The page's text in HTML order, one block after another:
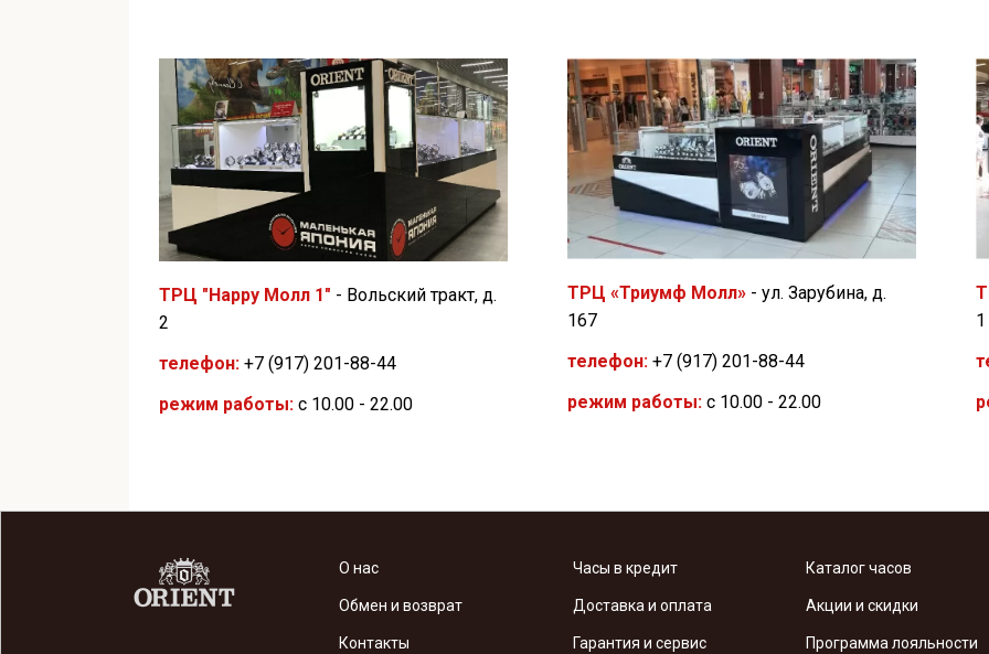
ТРЦ "Happy Молл 1" - Вольский тракт, д.
2
телефон: +7 (917) 201-88-44
режим работы: с 10.00 - 22.00
ТРЦ «Триумф Молл» - ул. Зарубина, д.
167
телефон: +7 (917) 201-88-44
режим работы: с 10.00 - 22.00
1
О нас Часы в кредит Каталог часов
Обмен и возврат Доставка и оплата Акции и скидки
Контакты Гарантия и сервис Программа лояльности